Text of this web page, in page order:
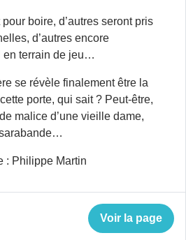
boire, d’autres seront pris
d’autres encore
en terrain de jeu…
se révèle finalement être la
porte, qui sait ? Peut-être,
malice d’une vieille dame,
: Philippe Martin
Voir la page